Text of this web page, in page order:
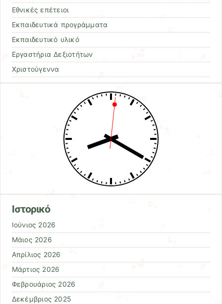
Εθνικές επέτειοι
Εκπαιδευτικά προγράμματα
Εκπαιδευτικό υλικό
Εργαστήρια Δεξιοτήτων
Χριστούγεννα
Ιστορικό
Ιούνιος 2026
Μάιος 2026
Απρίλιος 2026
Μάρτιος 2026
Φεβρουάριος 2026
Δεκέμβριος 2025